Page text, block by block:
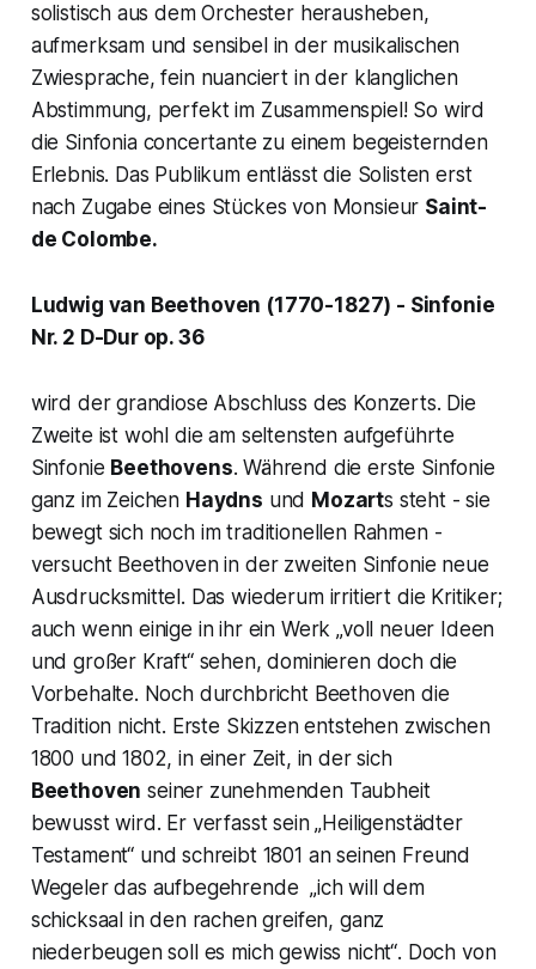
solistisch aus dem Orchester herausheben,
aufmerksam und sensibel in der musikalischen
Zwiesprache, fein nuanciert in der klanglichen
Abstimmung, perfekt im Zusammenspiel! So wird
die Sinfonia concertante zu einem begeisternden
Erlebnis. Das Publikum entlässt die Solisten erst
nach Zugabe eines Stückes von Monsieur Saint-
de Colombe.
Ludwig van Beethoven (1770-1827) - Sinfonie
Nr. 2 D-Dur op. 36
wird der grandiose Abschluss des Konzerts. Die
Zweite ist wohl die am seltensten aufgeführte
Sinfonie Beethovens. Während die erste Sinfonie
ganz im Zeichen Haydns und Mozarts steht - sie
bewegt sich noch im traditionellen Rahmen -
versucht Beethoven in der zweiten Sinfonie neue
Ausdrucksmittel. Das wiederum irritiert die Kritiker;
auch wenn einige in ihr ein Werk„voll neuer Ideen
und großer Kraft“sehen, dominieren doch die
Vorbehalte. Noch durchbricht Beethoven die
Tradition nicht. Erste Skizzen entstehen zwischen
1800 und 1802, in einer Zeit, in der sich
Beethoven seiner zunehmenden Taubheit
bewusst wird. Er verfasst sein„Heiligenstädter
Testament“ und schreibt 1801 an seinen Freund
Wegeler das aufbegehrende „ich will dem
schicksaal in den rachen greifen, ganz
niederbeugen soll es mich gewiss nicht“. Doch von